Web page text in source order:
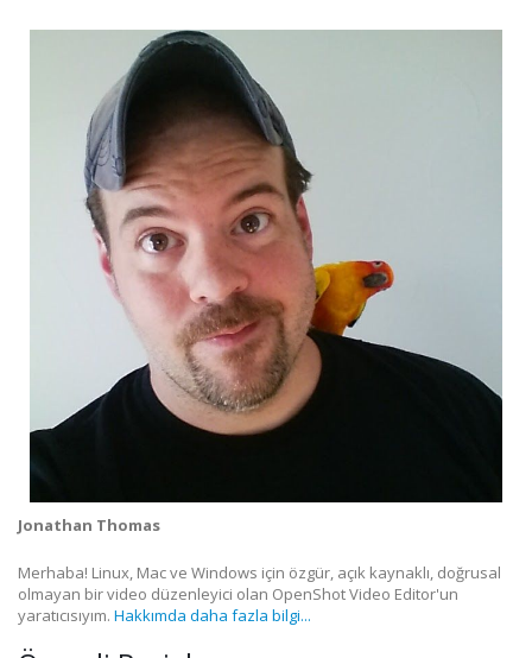
Jonathan Thomas
Merhaba! Linux, Mac ve Windows için özgür, açık kaynaklı, doğrusal
olmayan bir video düzenleyici olan OpenShot Video Editor'un
yaratıcısıyım. Hakkımda daha fazla bilgi...